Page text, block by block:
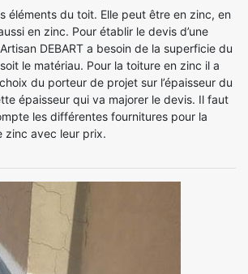
éléments du toit. Elle peut être en zinc, en
en zinc. Pour établir le devis d’une
DEBART a besoin de la superficie du
le matériau. Pour la toiture en zinc il a
du porteur de projet sur l’épaisseur du
épaisseur qui va majorer le devis. Il faut
les différentes fournitures pour la
zinc avec leur prix.